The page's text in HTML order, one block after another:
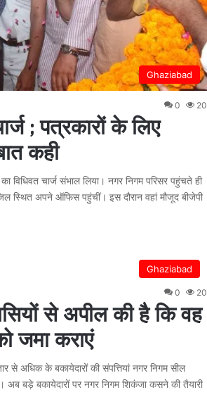
Ghaziabad
0 20
; पत्रकारों के लिए
कही
विधिवत चार्ज संभाल लिया। नगर निगम परिसर पहुंचते ही
स्थित अपने ऑफिस पहुंचीं। इस दौरान वहां मौजूद बीजेपी
Ghaziabad
0 20
से अपील की है कि वह
जमा कराएं
से अधिक के बकायेदारों की संपत्तियां नगर निगम सील
बड़े बकायेदारों पर नगर निगम शिकंजा कसने की तैयारी